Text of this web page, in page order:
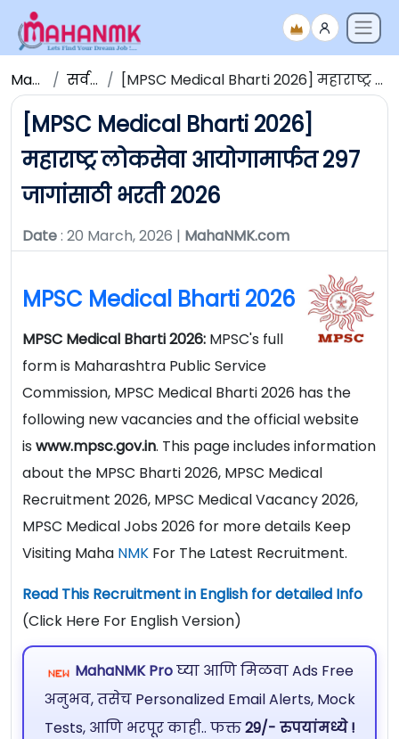
Maha NMK सर्व जाहिराती [MPSC Medical Bharti 2026] महाराष्ट्र लोकसेवा आयोगामार्फत 297 जागांसाठी भरती 2026
[MPSC Medical Bharti 2026]
महाराष्ट्र लोकसेवा आयोगामार्फत 297
जागांसाठी भरती 2026
Date: 20 March, 2026 | MahaNMK.com
MPSC Medical Bharti 2026
MPSC Medical Bharti 2026: MPSC's full
form is Maharashtra Public Service
Commission, MPSC Medical Bharti 2026 has the
following new vacancies and the official website
is www.mpsc.gov.in. This page includes information
about the MPSC Bharti 2026, MPSC Medical
Recruitment 2026, MPSC Medical Vacancy 2026,
MPSC Medical Jobs 2026 for more details Keep
Visiting Maha NMK For The Latest Recruitment.
Read This Recruitment in English for detailed Info
(Click Here For English Version)
MahaNMK Proघ्या आणि मिळवा Ads Free
अनुभव, तसेच Personalized Email Alerts, Mock
Tests, आणि भरपूर काही.. फक्त29/- रुपयांमध्ये !